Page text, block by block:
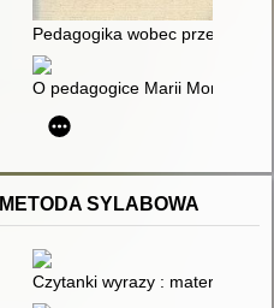
Marii Montessori w
Pedagogika wobec przemian i
dziecka z
O pedagogice Marii
wykorzystać język teatru w pracy
SYLABOWA
dla rodziców i nauczycieli
Czytanki wyrazy : materiały